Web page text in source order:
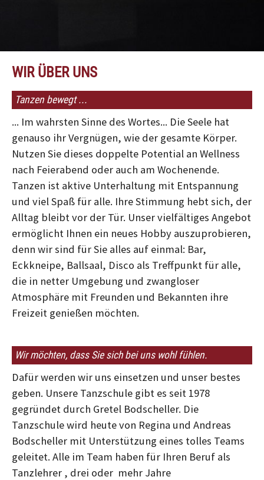
WIR ÜBER UNS
Tanzen bewegt ...
... Im wahrsten Sinne des Wortes... Die Seele hat
genauso ihr Vergnügen, wie der gesamte Körper.
Nutzen Sie dieses doppelte Potential an Wellness
nach Feierabend oder auch am Wochenende.
Tanzen ist aktive Unterhaltung mit Entspannung
und viel Spaß für alle. Ihre Stimmung hebt sich, der
Alltag bleibt vor der Tür. Unser vielfältiges Angebot
ermöglicht Ihnen ein neues Hobby auszuprobieren,
denn wir sind für Sie alles auf einmal: Bar,
Eckkneipe, Ballsaal, Disco als Treffpunkt für alle,
die in netter Umgebung und zwangloser
Atmosphäre mit Freunden und Bekannten ihre
Freizeit genießen möchten.
Wir möchten, dass Sie sich bei uns wohl fühlen.
Dafür werden wir uns einsetzen und unser bestes
geben. Unsere Tanzschule gibt es seit 1978
gegründet durch Gretel Bodscheller. Die
Tanzschule wird heute von Regina und Andreas
Bodscheller mit Unterstützung eines tolles Teams
geleitet. Alle im Team haben für Ihren Beruf als
Tanzlehrer , drei oder mehr Jahre